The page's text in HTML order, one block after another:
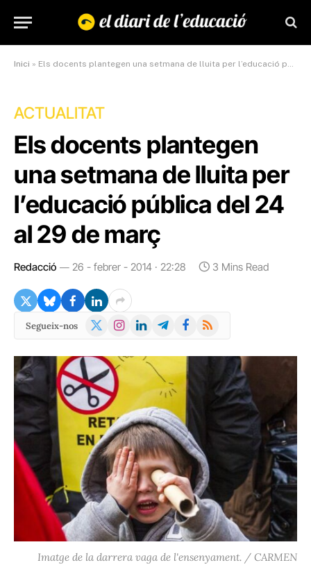
Inici » Els docents plantegen una setmana de lluita per l’educació pública del 24 al 29 de març
ACTUALITAT
Els docents plantegen
una setmana de lluita per
l’educació pública del 24
al 29 de març
Redacció 26 - febrer - 2014 · 22:28 3 Mins Read
Segueix-nos
X
Instagram
LinkedInTelegramFacebook
RSS
Imatge de la darrera vaga de l'ensenyament. / CARMEN